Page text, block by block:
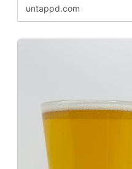
untappd.com